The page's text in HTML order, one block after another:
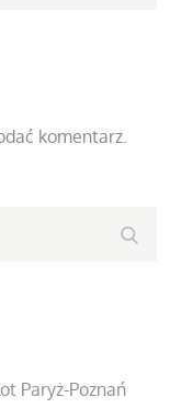
komentarz.
Paryż-Poznań